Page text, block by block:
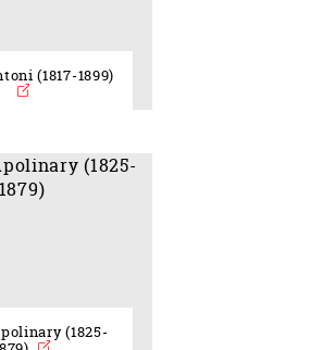
(1817-1899)
(1825-